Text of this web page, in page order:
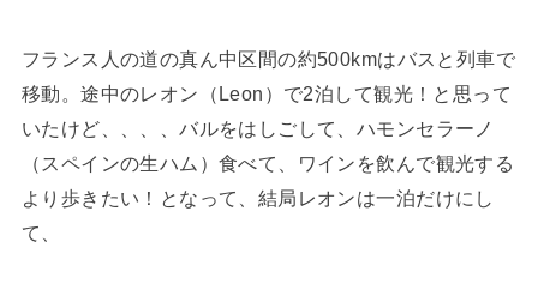
フランス人の道の真ん中区間の約500kmはバスと列車で
移動。途中のレオン（Leon）で2泊して観光！と思って
いたけど、、、、バルをはしごして、ハモンセラーノ
（スペインの生ハム）食べて、ワインを飲んで観光する
より歩きたい！となって、結局レオンは一泊だけにし
て、